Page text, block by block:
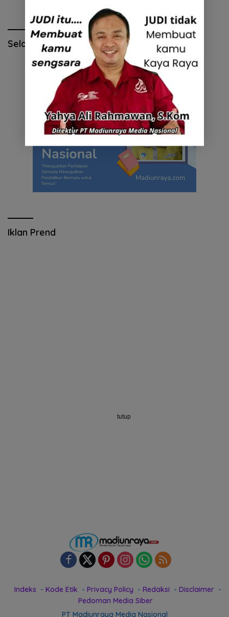
Selamat Hari Pendidikan Nasional
Iklan Prend
Indeks Kode Etik Privacy Policy Redaksi
Disclaimer
Pedoman Media Siber
PT Madiunraya Media Nasional
tutup